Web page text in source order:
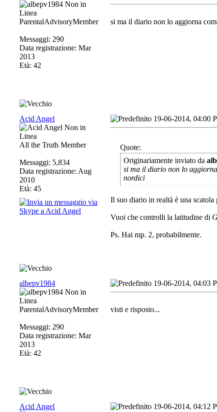
ParentalAdvisoryMember
Messaggi: 290
Data registrazione: Mar
2013
Età: 42
si ma il diario non lo aggiorna
Acid Angel
All the Truth Member
Messaggi: 5,834
Data registrazione: Aug
2010
Età: 45
19-06-2014, 04:00
Quote:
Originariamente inviato da
si ma il diario non lo
nordici
Il suo diario in realtà è una
Vuoi che controlli la latitudine di
Ps. Hai mp. 2, probabilmente.
albepv1984
ParentalAdvisoryMember
Messaggi: 290
Data registrazione: Mar
2013
Età: 42
19-06-2014, 04:03
visti e risposto...
Acid Angel 19-06-2014, 04:12